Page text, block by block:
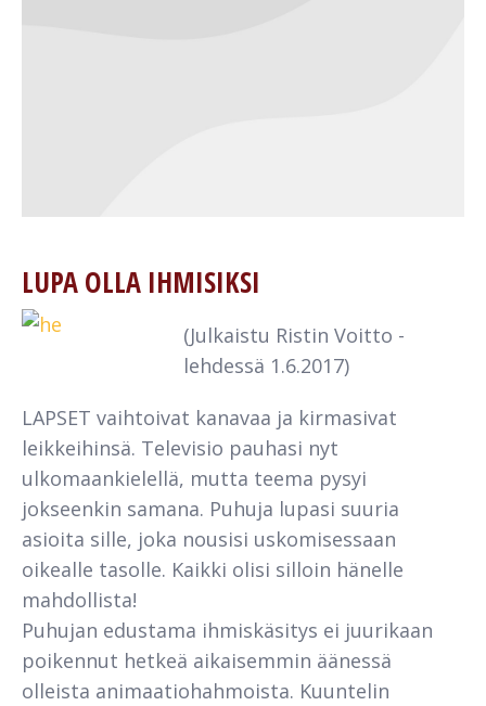
LUPA OLLA IHMISIKSI
(Julkaistu Ristin Voitto -
lehdessä 1.6.2017)
LAPSET vaihtoivat kanavaa ja kirmasivat
leikkeihinsä. Televisio pauhasi nyt
ulkomaankielellä, mutta teema pysyi
jokseenkin samana. Puhuja lupasi suuria
asioita sille, joka nousisi uskomi­sessaan
oikealle tasolle. Kaikki olisi silloin hänelle
mahdollista!
Puhujan edustama ihmiskäsitys ei juurikaan
poikennut het­keä aikaisemmin äänessä
olleista animaatiohahmoista. Kuunte­lin